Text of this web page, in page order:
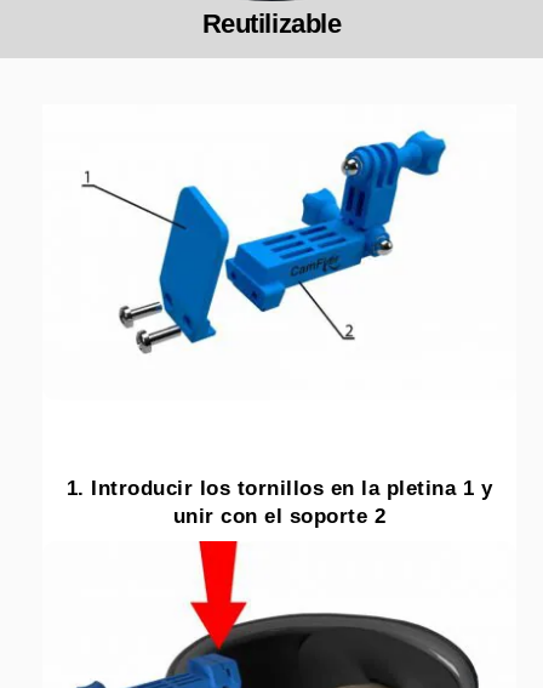
Reutilizable
1. Introducir los tornillos en la pletina 1 y
unir con el soporte 2